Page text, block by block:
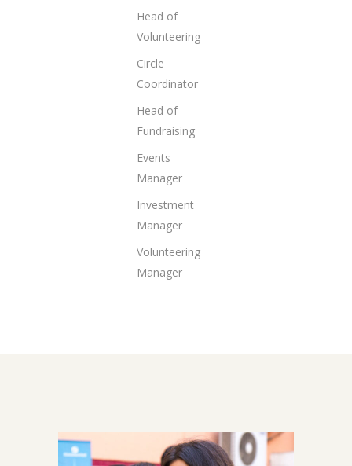
Head of
Volunteering
Circle
Coordinator
Head of
Fundraising
Events
Manager
Investment
Manager
Volunteering
Manager